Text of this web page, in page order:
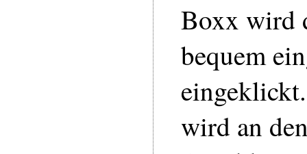
Boxx wird
bequem
wird an